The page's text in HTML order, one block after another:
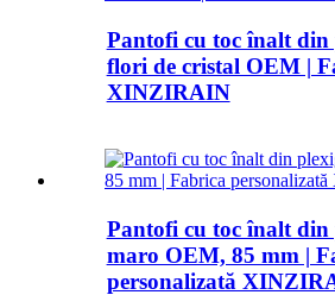
Pantofi cu toc înalt din
flori de cristal OEM |
XINZIRAIN
Pantofi cu toc înalt din
maro OEM, 85 mm |
personalizată